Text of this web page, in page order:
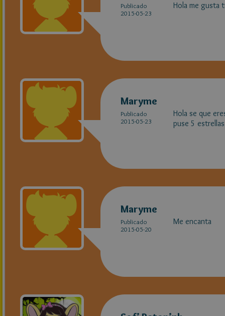
Publicado
2015-05-23
Hola me gusta
Maryme
Publicado
2015-05-23
Hola se que
puse 5
Maryme
Publicado
2015-05-20
Me encanta